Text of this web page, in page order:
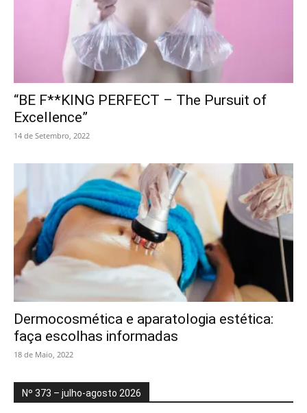
“BE F**KING PERFECT – The Pursuit of
Excellence”
14 de Setembro, 2022
Dermocosmética e aparatologia estética:
faça escolhas informadas
18 de Maio, 2022
Nº 373 – julho-agosto 2026